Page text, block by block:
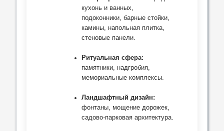
кухонь и ванных,
подоконники, барные стойки,
камины, напольная плитка,
стеновые панели.
Ритуальная сфера:
памятники, надгробия,
мемориальные комплексы.
Ландшафтный дизайн:
фонтаны, мощение дорожек,
садово-парковая архитектура.